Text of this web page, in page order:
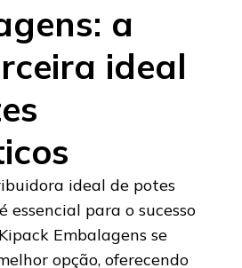
a
ideal
ideal de potes
essencial para o sucesso
Embalagens se
opção, oferecendo